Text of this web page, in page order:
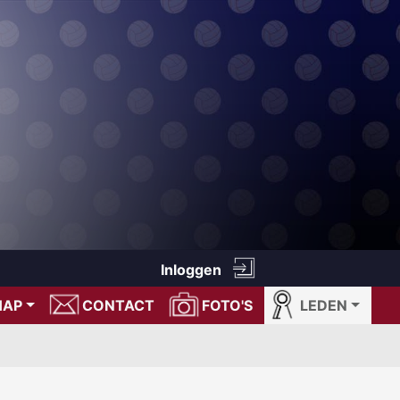
Inloggen
CONTACT FOTO'S LEDEN